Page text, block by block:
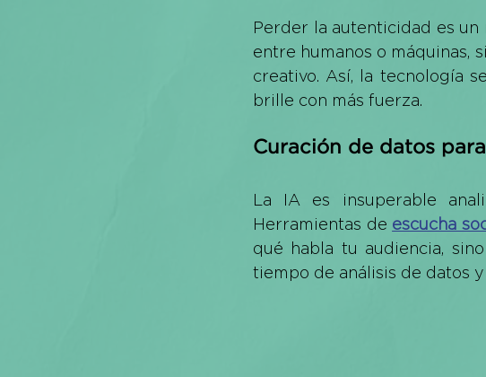
Perder la autenticidad es
entre humanos o máquinas,
creativo. Así, la tecnología
brille con más fuerza.
Curación de datos
La IA es insuperable
Herramientas de escucha
qué habla tu audiencia,
tiempo de análisis de datos